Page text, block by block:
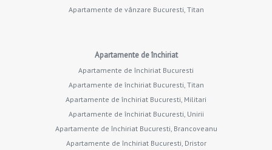
Apartamente de vânzare Bucuresti, Titan
Apartamente de închiriat
Apartamente de închiriat Bucuresti
Apartamente de închiriat Bucuresti, Titan
Apartamente de închiriat Bucuresti, Militari
Apartamente de închiriat Bucuresti, Unirii
Apartamente de închiriat Bucuresti, Brancoveanu
Apartamente de închiriat Bucuresti, Dristor